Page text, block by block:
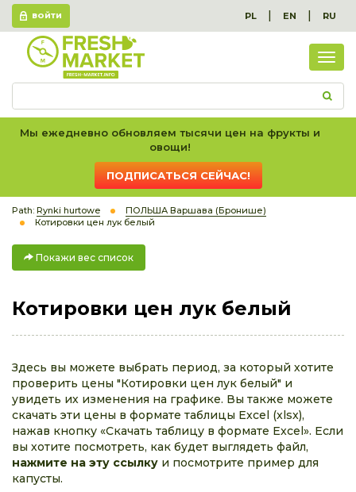
ВОЙТИ PL | EN | RU
вес
Мы ежедневно обновляем тысячи цен на фрукты и
овощи!
ПОДПИСАТЬСЯ СЕЙЧАС!
Path: Rynki hurtowe
ПОЛЬША Варшава (Бронише)
Котировки цен лук белый
Покажи вес список
Котировки цен лук белый
Здесь вы можете выбрать период, за который хотите
проверить цены "Котировки цен лук белый" и
увидеть их изменения на графике. Вы также можете
скачать эти цены в формате таблицы Excel (xlsx),
нажав кнопку «Скачать таблицу в формате Excel». Если
вы хотите посмотреть, как будет выглядеть файл,
нажмите на эту ссылку и посмотрите пример для
капусты.